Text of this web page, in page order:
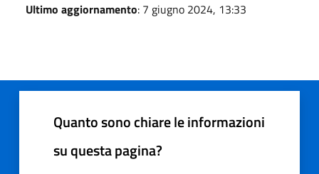
Ultimo aggiornamento: 7 giugno 2024, 13:33
Quanto sono chiare le informazioni
su questa pagina?